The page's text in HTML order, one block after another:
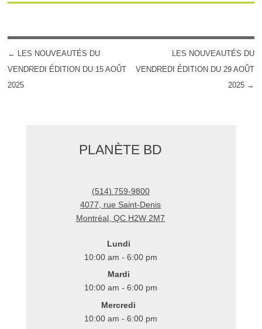
POST NAVIGATION
← LES NOUVEAUTÉS DU
VENDREDI ÉDITION DU 15 AOÛT
2025
LES NOUVEAUTÉS DU
VENDREDI ÉDITION DU 29 AOÛT
2025 →
PLANÈTE BD
(514) 759-9800
4077, rue Saint-Denis
Montréal ,QC H2W 2M7
Lundi
10:00 am - 6:00 pm
Mardi
10:00 am - 6:00 pm
Mercredi
10:00 am - 6:00 pm